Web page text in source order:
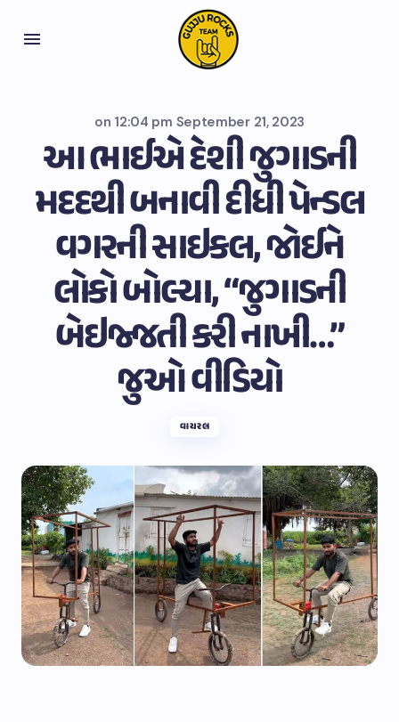
on 12:04 pm September 21, 2023
આ ભાઈએ દેશી જુગાડની
મદદથી બનાવી દીધી પેન્ડલ
વગરની સાઇકલ, જોઈને
લોકો બોલ્યા, “જુગાડની
બેઇજ્જતી કરી નાખી…”
જુઓ વીડિયો
વાયરલ